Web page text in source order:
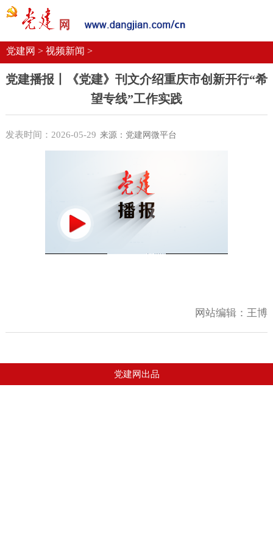
党建要闻
机关党建
校园党建 企业党建
党建网 > 视频新闻 >
党建播报丨《党建》刊文介绍重庆市创新开行“希
望专线”工作实践
发表时间：2026-05-29 来源：党建网微平台
网站编辑： 王博
党建网出品